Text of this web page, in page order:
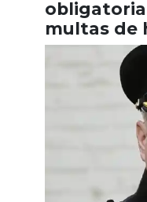
multas de